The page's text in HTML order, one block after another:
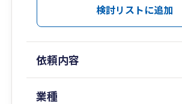
検討リストに追加
依頼内容
業種